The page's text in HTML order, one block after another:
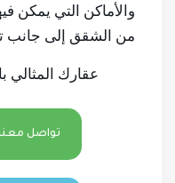
والأماكن التي يمكن
من الشقق إلى جانب
عقارك المثالي
تواصل